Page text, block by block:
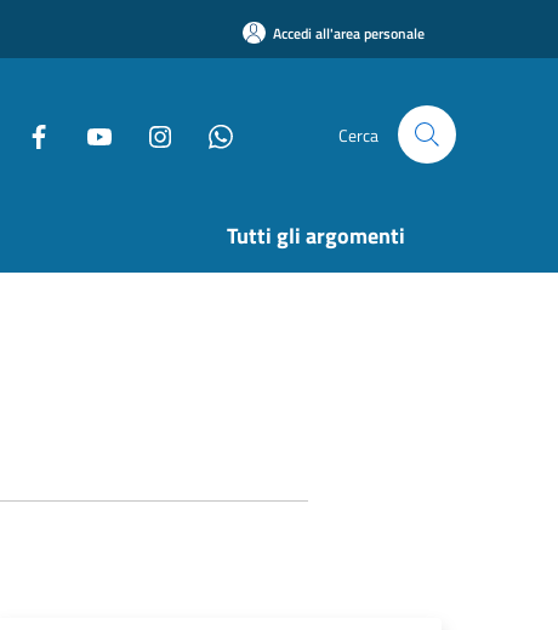
Accedi all'area personale
Cerca
Tutti gli argomenti